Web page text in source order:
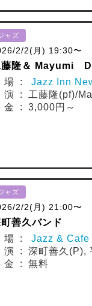
ャズ
2/2(月) 19:30〜
藤隆＆ Mayumi
場 : Jazz Inn
演 : 工藤隆(pf)/
金 : 3,000円～
ャズ
2/2(月) 21:00〜
善久バンド
場 : Jazz & Cafe
演 : 深町善久(P),
金 : 無料